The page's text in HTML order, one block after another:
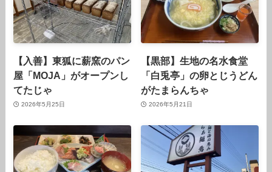
【入善】東狐に薪窯のパン
屋「MOJA」がオープンし
てたじゃ
2026年5月25日
【黒部】生地の名水食堂
「白兎亭」の卵とじうどん
がたまらんちゃ
2026年5月21日